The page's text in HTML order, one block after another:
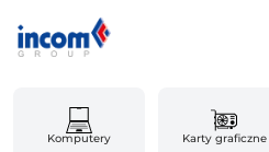
Komputery Karty graficzne